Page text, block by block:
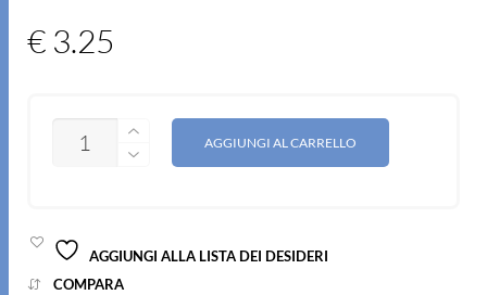
€ 3.25
AGGIUNGI AL CARRELLO
AGGIUNGI ALLA LISTA DEI DESIDERI
COMPARA